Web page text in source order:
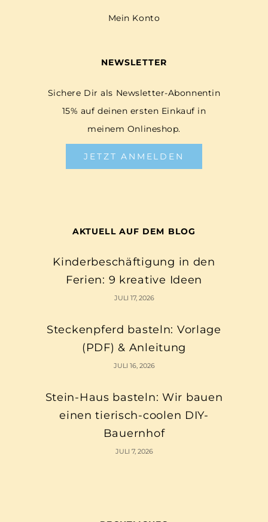
Mein Konto
NEWSLETTER
Sichere Dir als Newsletter-Abonnentin
15% auf deinen ersten Einkauf in
meinem Onlineshop.
JETZT ANMELDEN
AKTUELL AUF DEM BLOG
Kinderbeschäftigung in den
Ferien: 9 kreative Ideen
JULI 17, 2026
Steckenpferd basteln: Vorlage
(PDF) & Anleitung
JULI 16, 2026
Stein-Haus basteln: Wir bauen
einen tierisch-coolen DIY-
Bauernhof
JULI 7, 2026